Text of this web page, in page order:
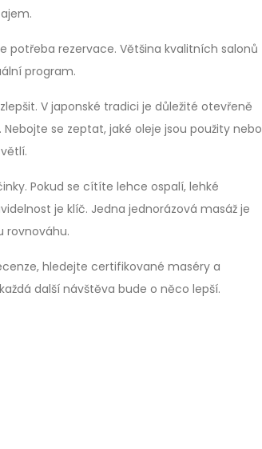
potřeba rezervace. Většina kvalitních salonů
program.
V japonské tradici je důležité otevřeně
se zeptat, jaké oleje jsou použity nebo
Pokud se cítíte lehce ospalí, lehké
je klíč. Jedna jednorázová masáž je
rovnováhu.
hledejte certifikované maséry a
další návštěva bude o něco lepší.